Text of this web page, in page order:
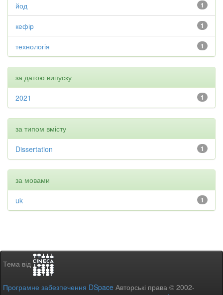
1
йод
1
кефір
1
технологія
за датою випуску
1
2021
за типом вмісту
1
Dissertation
за мовами
1
uk
Тема від
Програмне забезпечення DSpace Авторські права © 2002-